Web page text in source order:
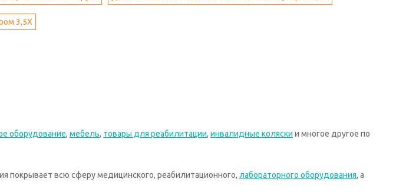
3,5Х
оборудование, мебель, товары для реабилитации, инвалидные коляски и многое другое по
покрывает всю сферу медицинского, реабилитационного, лабораторного оборудования, а